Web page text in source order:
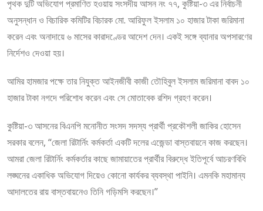
পৃথক দুটি অভিযোগ প্রমাণিত হওয়ায় সংসদীয় আসন নং ৭৭, কুষ্টিয়া-৩ এর নির্বাচনী
অনুসন্ধান ও বিচারিক কমিটির বিচারক মো. আরিফুল ইসলাম ১০ হাজার টাকা জরিমানা
করেন এবং অনাদায়ে ৬ মাসের কারাদণ্ডের আদেশ দেন। একই সঙ্গে ব্যানার অপসারণের
নির্দেশও দেওয়া হয়।
আমির হামজার পক্ষে তার নিযুক্ত আইনজীবী কাজী তৌহিবুল ইসলাম জরিমানা বাবদ ১০
হাজার টাকা নগদে পরিশোধ করেন এবং সে মোতাবেক রশিদ গ্রহণ করেন।
কুষ্টিয়া-৩ আসনের বিএনপি মনোনীত সংসদ সদস্য প্রার্থী প্রকৌশলী জাকির হোসেন
সরকার বলেন, “জেলা রিটার্নিং কর্মকর্তা একটি দলের এজেন্ডা বাস্তবায়নে কাজ করছেন।
আমরা জেলা রিটার্নিং কর্মকর্তার কাছে জামায়াতের প্রার্থীর বিরুদ্ধে ইতিপূর্বে আচরণবিধি
লঙ্ঘনের একাধিক অভিযোগ দিয়েও কোনো কার্যকর ব্যবস্থা পাইনি। এমনকি মহামান্য
আদালতের রায় বাস্তবায়নেও তিনি গড়িমসি করছেন।”